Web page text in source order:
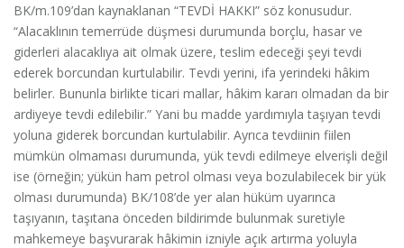
BK/m.109’dan kaynaklanan “TEVDİ HAKKI” söz konusudur.
“Alacaklının temerrüde düşmesi durumunda borçlu, hasar ve
giderleri alacaklıya ait olmak üzere, teslim edeceği şeyi tevdi
ederek borcundan kurtulabilir. Tevdi yerini, ifa yerindeki hâkim
belirler. Bununla birlikte ticari mallar, hâkim kararı olmadan da bir
ardiyeye tevdi edilebilir.” Yani bu madde yardımıyla taşıyan tevdi
yoluna giderek borcundan kurtulabilir. Ayrıca tevdiinin fiilen
mümkün olmaması durumunda, yük tevdi edilmeye elverişli değil
ise (örneğin; yükün ham petrol olması veya bozulabilecek bir yük
olması durumunda) BK/108’de yer alan hüküm uyarınca
taşıyanın, taşıtana önceden bildirimde bulunmak suretiyle
mahkemeye başvurarak hâkimin izniyle açık artırma yoluyla